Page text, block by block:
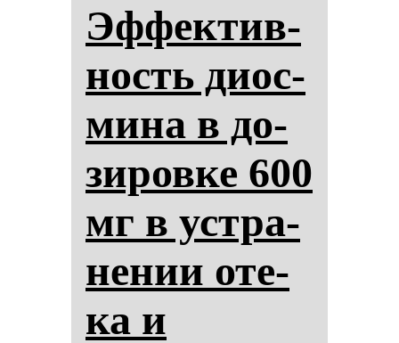
Эф­фек­тив­
ность ди­ос­
ми­на в до­
зи­ров­ке 600
мг в ус­тра­
не­нии оте­
ка и